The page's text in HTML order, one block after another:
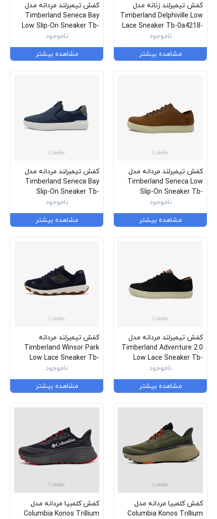
کفش تیمبرلند زنانه مدل
Timberland Delphiville Low
Lace Sneaker Tb-0a4218-
ناموجود
مشاهده بیشتر
کفش تیمبرلند مردانه مدل
Timberland Seneca Bay
Low Slip-On Sneaker Tb-
0a293a-015ناموجود
مشاهده بیشتر
کفش تیمبرلند مردانه مدل
Timberland Seneca Low
Slip-On Sneaker Tb-
0a41aq-F13ناموجود
مشاهده بیشتر
کفش تیمبرلند مردانه مدل
Timberland Seneca Bay
Slip-On Sneaker Tb-
0a293w-288ناموجود
مشاهده بیشتر
کفش تیمبرلند مردانه مدل
Timberland Adventure 2.0
Low Lace Sneaker Tb-
0a1y6k-001ناموجود
مشاهده بیشتر
کفش تیمبرلند مردانه
Timberland Winsor Park
Low Lace Sneaker Tb-
0a5ydr-019ناموجود
مشاهده بیشتر
کفش کلمبیا مردانه مدل
Columbia Konos Trillium
کفش کلمبیا مردانه مدل
Columbia Konos Trillium